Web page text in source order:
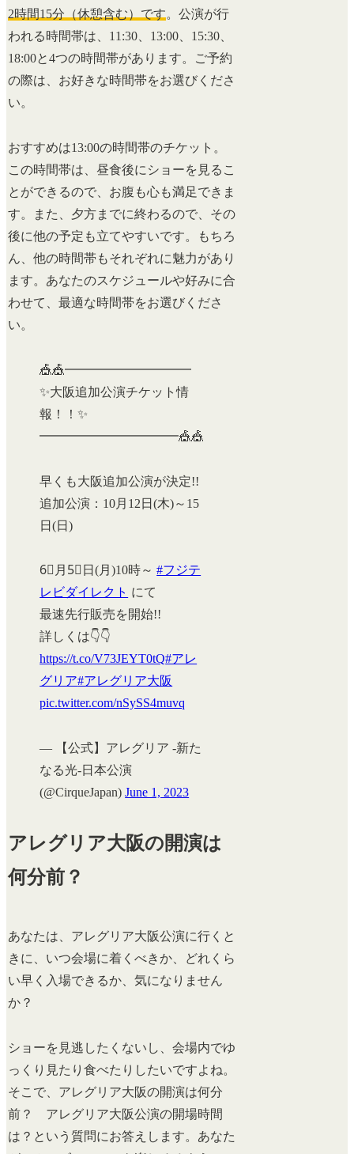
2時間15分（休憩含む）です。公演が行
われる時間帯は、11:30、13:00、15:30、
18:00と4つの時間帯があります。ご予約
の際は、お好きな時間帯をお選びくださ
い。
おすすめは13:00の時間帯のチケット。
この時間帯は、昼食後にショーを見るこ
とができるので、お腹も心も満足できま
す。また、夕方までに終わるので、その
後に他の予定も立てやすいです。もちろ
ん、他の時間帯もそれぞれに魅力があり
ます。あなたのスケジュールや好みに合
わせて、最適な時間帯をお選びくださ
い。
🎪🎪━━━━━━━━━━
✨大阪追加公演チケット情
報！！✨
━━━━━━━━━━━🎪🎪
早くも大阪追加公演が決定!!
追加公演：10月12日(木)～15
日(日)
6⃣月5⃣日(月)10時～#フジテ
レビダイレクト にて
最速先行販売を開始!!
詳しくは👇👇
https://t.co/V73JEYT0tQ#アレ
グリア#アレグリア大阪
pic.twitter.com/nSySS4muvq
— 【公式】アレグリア -新た
なる光-日本公演
(@CirqueJapan)June 1, 2023
アレグリア大阪の開演は
何分前？
あなたは、アレグリア大阪公演に行くと
きに、いつ会場に着くべきか、どれくら
い早く入場できるか、気になりません
か？
ショーを見逃したくないし、会場内でゆ
っくり見たり食べたりしたいですよね。
そこで、アレグリア大阪の開演は何分
前？ アレグリア大阪公演の開場時間
は？という質問にお答えします。あなた